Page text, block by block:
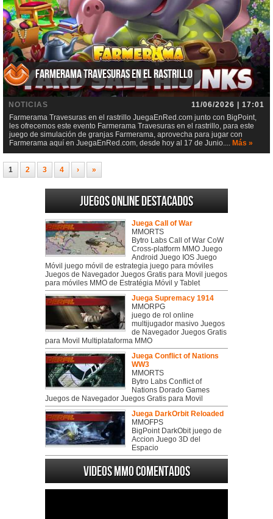
Farmerama Travesuras en el rastrillo
NOTICIAS
11/06/2026 | 17:01
Farmerama Travesuras en el rastrillo JuegaEnRed.com junto con BigPoint,
les ofrecemos este evento Farmerama Travesuras en el rastrillo, para este
juego de simulación de granjas Farmerama, aprovecha para jugar con
Farmerama aquí en JuegaEnRed.com, desde hoy al 17 de Junio.... Más »
1 2 3 4 › »
Juegos online destacados
Juega Call of War
MMORTS
Bytro Labs Call of War CoW
Cross-platform MMO Juego
Android Juego IOS Juego
Móvil juego móvil de estrategia juego para móviles
Juegos de Navegador Juegos Gratis para Movil juegos
para móviles MMO de Estratégia Móvil y Tablet
Juega Supremacy 1914
MMORPG
juego de rol online
multijugador masivo Juegos
de Navegador Juegos Gratis
para Movil Multiplataforma MMO
Juega Conflict of Nations
WW3
MMORTS
Bytro Labs Conflict of
Nations Dorado Games
Juegos de Navegador Juegos Gratis para Movil
Juega DarkOrbit Reloaded
MMOFPS
BigPoint DarkObit juego de
Accion Juego 3D del
Espacio
Videos MMO Comentados